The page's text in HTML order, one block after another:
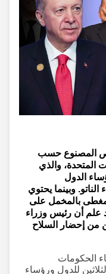
المصنوع حسب
والذي
الدول
وبينما يحتوي
بالمخمل على
أن رئيس وزراء
إحضار السلاح
للدول ورؤساء